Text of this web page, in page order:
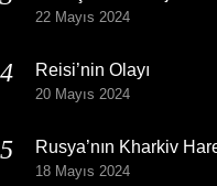
22 Mayıs 2024
Reisi’nin Olayı
20 Mayıs 2024
Rusya’nın Kharkiv
18 Mayıs 2024